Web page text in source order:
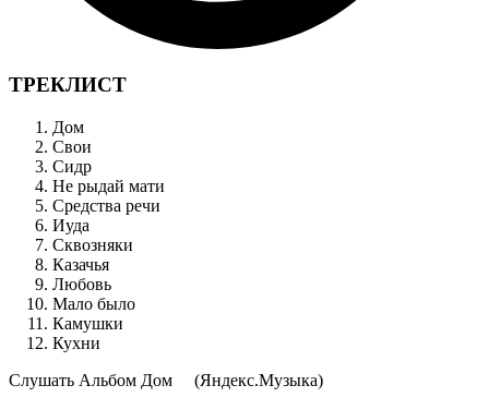
ТРЕКЛИСТ
Дом
Свои
Сидр
Не рыдай мати
Средства речи
Иуда
Сквозняки
Казачья
Любовь
Мало было
Камушки
Кухни
Cлушать Альбом Дом
(Яндекс.Музыка)